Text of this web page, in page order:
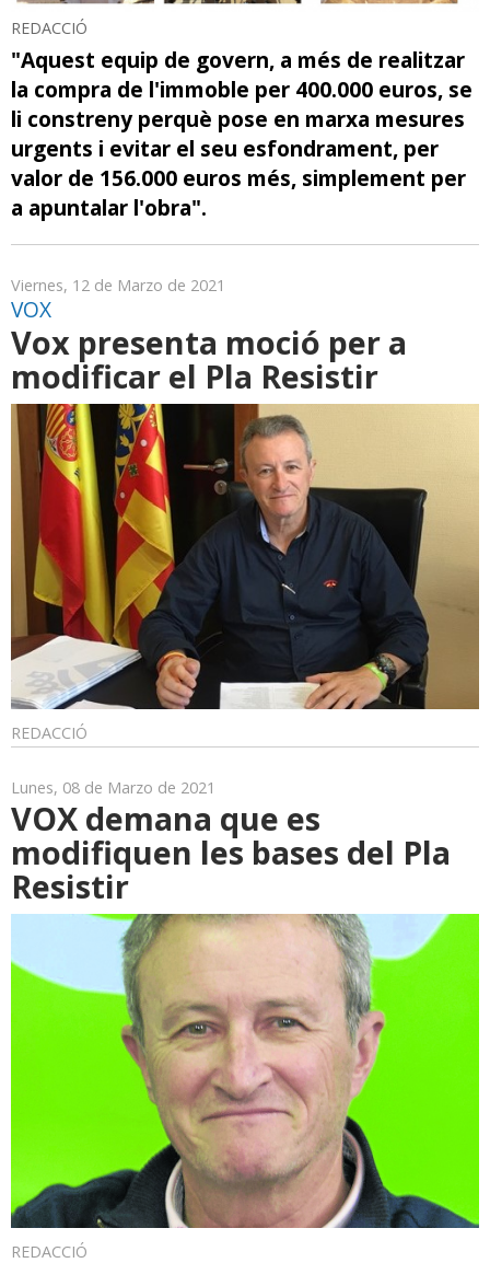
REDACCIÓ
"Aquest equip de govern, a més de realitzar
la compra de l'immoble per 400.000 euros, se
li constreny perquè pose en marxa mesures
urgents i evitar el seu esfondrament, per
valor de 156.000 euros més, simplement per
a apuntalar l'obra".
Viernes, 12 de Marzo de 2021
VOX
Vox presenta moció per a
modificar el Pla Resistir
REDACCIÓ
Lunes, 08 de Marzo de 2021
VOX demana que es
modifiquen les bases del Pla
Resistir
REDACCIÓ